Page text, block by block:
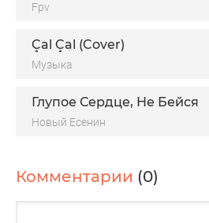
Fpv
Çal Çal (Cover)
Музыка
Глупое Сердце, Не Бейся
Новый Есенин
Комментарии (0)